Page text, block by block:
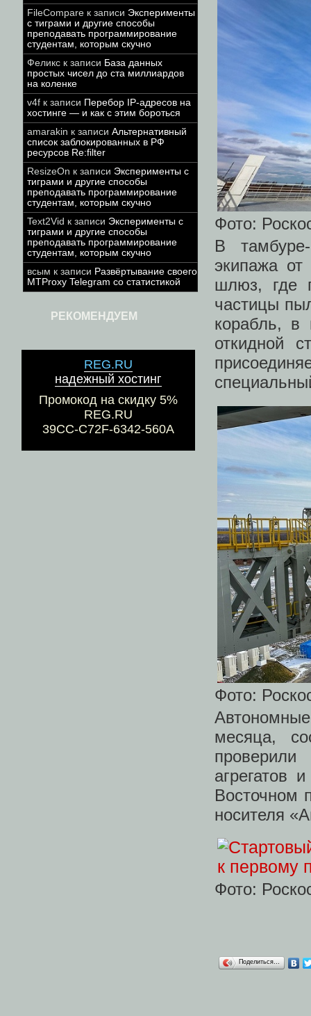
FileCompare к записи Эксперименты
с тиграми и другие способы
преподавать программирование
студентам, которым скучно
Феликс к записи База данных
простых чисел до ста миллиардов
на коленке
v4f к записи Перебор IP-адресов на
хостинге — и как с этим бороться
amarakin к записи Альтернативный
список заблокированных в РФ
ресурсов Re:filter
ResizeOn к записи Эксперименты с
тиграми и другие способы
преподавать программирование
студентам, которым скучно
Text2Vid к записи Эксперименты с
тиграми и другие способы
преподавать программирование
студентам, которым скучно
всым к записи Развёртывание своего
MTProxy Telegram со статистикой
РЕКОМЕНДУЕМ
REG.RU
надежный хостинг
Промокод на скидку 5%
REG.RU
39CC-C72F-6342-560A
Фото:
В
экипажа
шлюз, где
частицы
корабль, в
откидной
Фото:
месяца,
агрегатов
Восточном
носителя
Фото:
Поделиться…